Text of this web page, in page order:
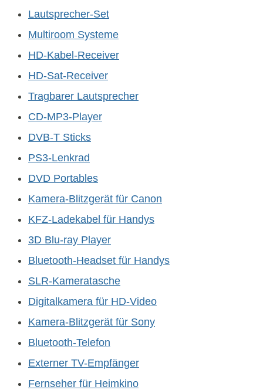
Lautsprecher-Set
Multiroom Systeme
HD-Kabel-Receiver
HD-Sat-Receiver
Tragbarer Lautsprecher
CD-MP3-Player
DVB-T Sticks
PS3-Lenkrad
DVD Portables
Kamera-Blitzgerät für Canon
KFZ-Ladekabel für Handys
3D Blu-ray Player
Bluetooth-Headset für Handys
SLR-Kameratasche
Digitalkamera für HD-Video
Kamera-Blitzgerät für Sony
Bluetooth-Telefon
Externer TV-Empfänger
Fernseher für Heimkino